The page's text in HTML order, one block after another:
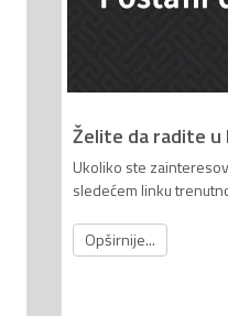
Želite da radite u
Ukoliko ste
sledećem linku
Opširnije...